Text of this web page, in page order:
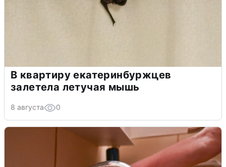
В квартиру екатеринбуржцев
залетела летучая мышь
8 августа 0